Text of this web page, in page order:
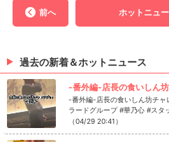
前へ ホットニュ
過去の新着＆ホットニュース
-番外編-店長の食いしん
-番外編-店長の食いしん坊チャレンジ！？ #前橋
ラードグループ #華乃心 #スタッフ募集 TikTokで記事を開く華乃心
のTikTokのフォローといいね！
（04/29 20:41）